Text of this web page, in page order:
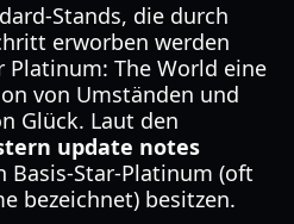
Stands, die durch
erworben werden
The World eine
von Umständen und
Glück. Laut den
update notes
Basis-Star-Platinum (oft
bezeichnet) besitzen.